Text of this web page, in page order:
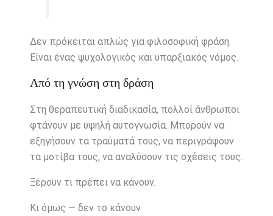
Δεν πρόκειται απλώς για φιλοσοφική φράση.
Είναι ένας ψυχολογικός και υπαρξιακός νόμος.
Από τη γνώση στη δράση
Στη θεραπευτική διαδικασία, πολλοί άνθρωποι
φτάνουν με υψηλή αυτογνωσία. Μπορούν να
εξηγήσουν τα τραύματά τους, να περιγράψουν
τα μοτίβα τους, να αναλύσουν τις σχέσεις τους.
Ξέρουν τι πρέπει να κάνουν.
Κι όμως — δεν το κάνουν.